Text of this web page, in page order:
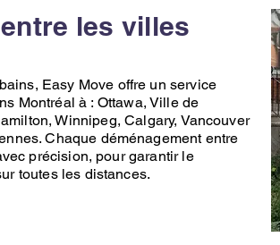
les villes
Easy Move offre un service
Montréal à : Ottawa, Ville de
,Winnipeg,Calgary, Vancouver
Chaque déménagemententre
précision, pour garantir le
toutes les distances.